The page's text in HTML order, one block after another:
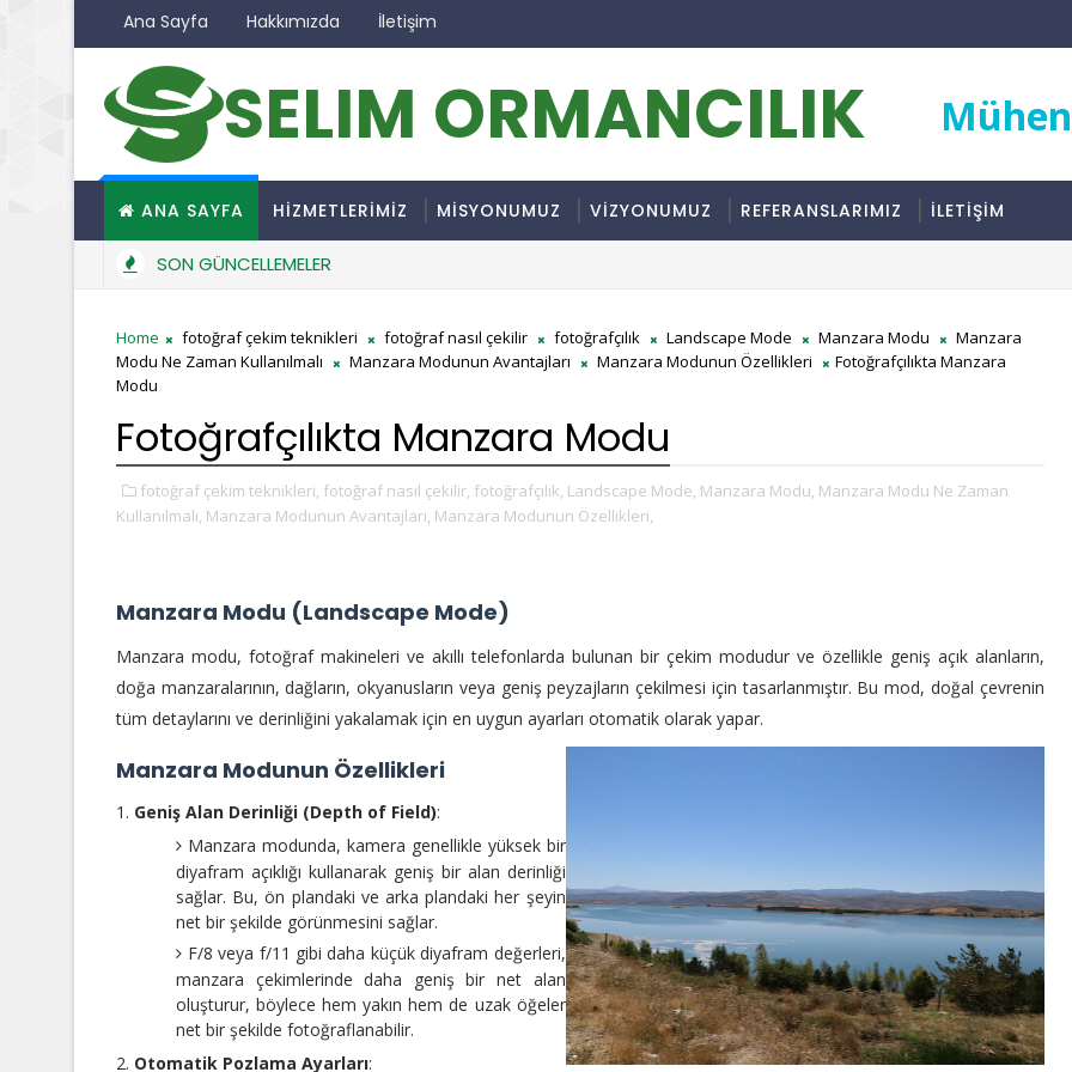
Ana Sayfa Hakkımızda İletişim
SELIM ORMANCILIK
ANA SAYFA HİZMETLERİMİZ MİSYONUMUZ VİZYONUMUZ REFERANSLARIMIZ İLETİŞİM
SON GÜNCELLEMELER
Home fotoğraf çekim teknikleri fotoğraf nasıl çekilir fotoğrafçılık Landscape Mode Manzara Modu
Manzara
Modu Ne Zaman Kullanılmalı
Manzara Modunun Avantajları Manzara Modunun Özellikleri
Fotoğrafçılıkta Manzara
Modu
Fotoğrafçılıkta Manzara Modu
fotoğraf çekim teknikleri, fotoğraf nasıl çekilir, fotoğrafçılık, Landscape Mode, Manzara Modu, Manzara Modu Ne Zaman
Kullanılmalı, Manzara Modunun Avantajları, Manzara Modunun Özellikleri,
Manzara Modu (Landscape Mode)
Manzara modu, fotoğraf makineleri ve akıllı telefonlarda bulunan bir çekim modudur ve özellikle geniş açık alanların,
doğa manzaralarının, dağların, okyanusların veya geniş peyzajların çekilmesi için tasarlanmıştır. Bu mod, doğal çevrenin
tüm detaylarını ve derinliğini yakalamak için en uygun ayarları otomatik olarak yapar.
Manzara Modunun Özellikleri
Geniş Alan Derinliği (Depth of Field):
Manzara modunda, kamera genellikle yüksek bir
diyafram açıklığı kullanarak geniş bir alan derinliği
sağlar. Bu, ön plandaki ve arka plandaki her şeyin
net bir şekilde görünmesini sağlar.
F/8 veya f/11 gibi daha küçük diyafram değerleri,
manzara çekimlerinde daha geniş bir net alan
oluşturur, böylece hem yakın hem de uzak öğeler
net bir şekilde fotoğraflanabilir.
Otomatik Pozlama Ayarları: